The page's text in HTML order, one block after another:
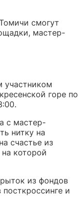
смогут
мастер-
участником
горе по
с мастер-
нитку на
счастье из
которой
из фондов
и